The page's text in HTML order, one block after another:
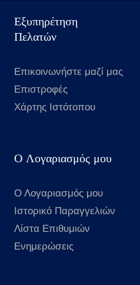
Εξυπηρέτηση
Πελατών
Επικοινωνήστε μαζί μας
Επιστροφές
Χάρτης Ιστότοπου
Ο Λογαριασμός μου
Ο Λογαριασμός μου
Ιστορικό Παραγγελιών
Λίστα Επιθυμιών
Ενημερώσεις